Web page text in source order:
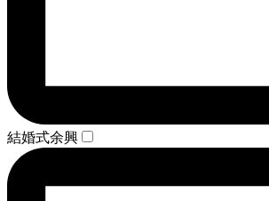
結婚式余興